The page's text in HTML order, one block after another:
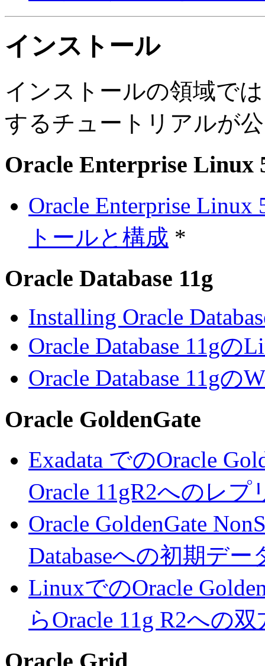
インストール
インストールの領域で
するチュートリアルが
Oracle Enterprise Linux
Oracle Enterprise
トールと構成 *
Oracle Database 11g
Installing Oracle
Oracle Database 11g
Oracle Database 11g
Oracle GoldenGate
Exadata でのOracle
Oracle 11gR2へのレ
Oracle GoldenGate
Databaseへの初期デ
LinuxでのOracle
らOracle 11g R2への